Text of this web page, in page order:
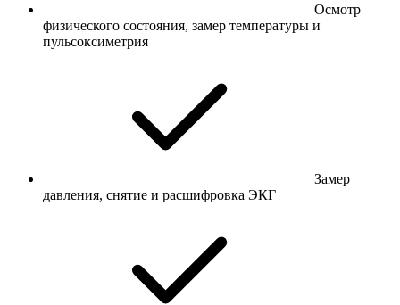
Осмотр
физического состояния, замер температуры и
пульсоксиметрия
Замер
давления, снятие и расшифровка ЭКГ